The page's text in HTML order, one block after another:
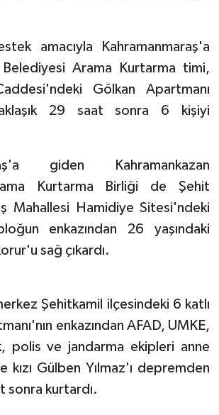
amacıyla Kahramanmaraş'a
Arama Kurtarma timi,
Gölkan Apartmanı
29 saat sonra 6 kişiyi
giden Kahramankazan
Kurtarma Birliği de Şehit
Mahallesi Hamidiye Sitesi'ndeki
enkazından 26 yaşındaki
sağ çıkardı.
Şehitkamil ilçesindeki 6 katlı
enkazından AFAD, UMKE,
polis ve jandarma ekipleri anne
kızı Gülben Yılmaz'ı depremden
sonra kurtardı.